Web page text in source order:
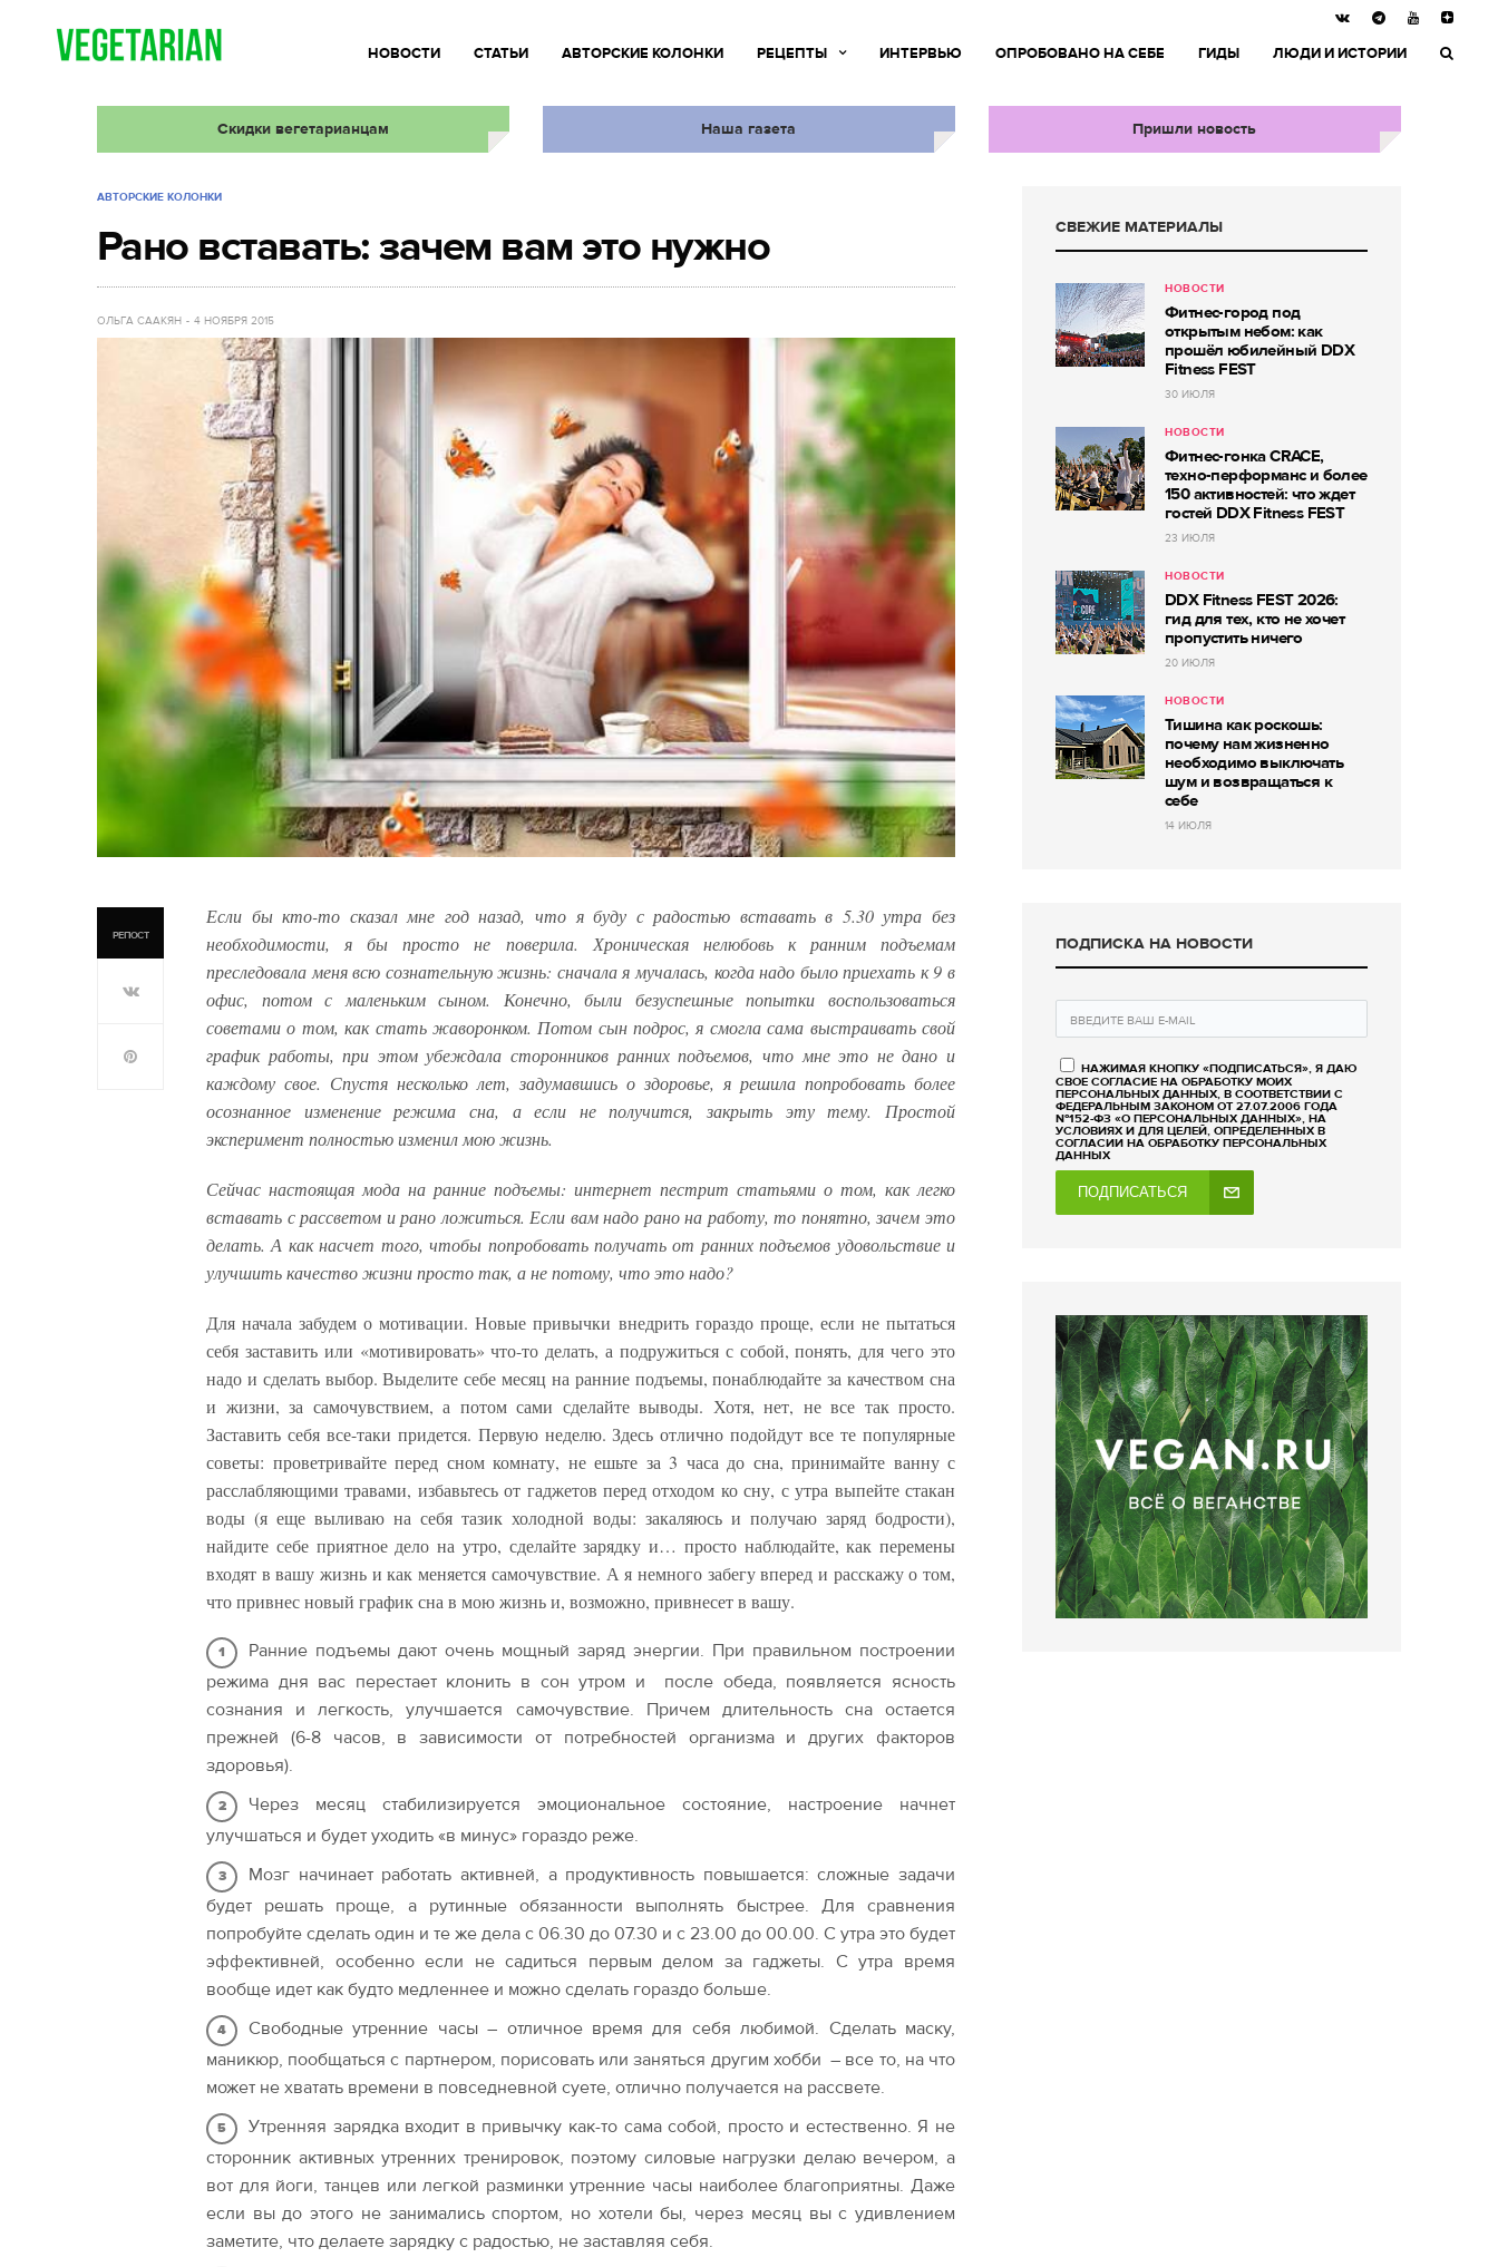
НОВОСТИ СТАТЬИ АВТОРСКИЕ КОЛОНКИ РЕЦЕПТЫ ИНТЕРВЬЮ ОПРОБОВАНО НА СЕБЕ ГИДЫ ЛЮДИ И ИСТОРИИ
Скидки вегетарианцам Наша газета Пришли новость
АВТОРСКИЕ КОЛОНКИ
Рано вставать: зачем вам это нужно
ОЛЬГА СААКЯН 4 НОЯБРЯ 2015
РЕПОСТ
Если бы кто-то сказал мне год назад, что я буду с радостью вставать в 5.30 утра без
необходимости, я бы просто не поверила. Хроническая нелюбовь к ранним подъемам
преследовала меня всю сознательную жизнь: сначала я мучалась, когда надо было приехать к 9 в
офис, потом с маленьким сыном. Конечно, были безуспешные попытки воспользоваться
советами о том, как стать жаворонком. Потом сын подрос, я смогла сама выстраивать свой
график работы, при этом убеждала сторонников ранних подъемов, что мне это не дано и
каждому свое. Спустя несколько лет, задумавшись о здоровье, я решила попробовать более
осознанное изменение режима сна, а если не получится, закрыть эту тему. Простой
эксперимент полностью изменил мою жизнь.
Сейчас настоящая мода на ранние подъемы: интернет пестрит статьями о том, как легко
вставать с рассветом и рано ложиться. Если вам надо рано на работу, то понятно, зачем это
делать. А как насчет того, чтобы попробовать получать от ранних подъемов удовольствие и
улучшить качество жизни просто так, а не потому, что это надо?
Для начала забудем о мотивации. Новые привычки внедрить гораздо проще, если не пытаться
себя заставить или «мотивировать» что-то делать, а подружиться с собой, понять, для чего это
надо и сделать выбор. Выделите себе месяц на ранние подъемы, понаблюдайте за качеством сна
и жизни, за самочувствием, а потом сами сделайте выводы. Хотя, нет, не все так просто.
Заставить себя все-таки придется. Первую неделю. Здесь отлично подойдут все те популярные
советы: проветривайте перед сном комнату, не ешьте за 3 часа до сна, принимайте ванну с
расслабляющими травами, избавьтесь от гаджетов перед отходом ко сну, с утра выпейте стакан
воды (я еще выливаю на себя тазик холодной воды: закаляюсь и получаю заряд бодрости),
найдите себе приятное дело на утро, сделайте зарядку и… просто наблюдайте, как перемены
входят в вашу жизнь и как меняется самочувствие. А я немного забегу вперед и расскажу о том,
что привнес новый график сна в мою жизнь и, возможно, привнесет в вашу.
Ранние подъемы дают очень мощный заряд энергии. При правильном построении
режима дня вас перестает клонить в сон утром и после обеда, появляется ясность
сознания и легкость, улучшается самочувствие. Причем длительность сна остается
прежней (6-8 часов, в зависимости от потребностей организма и других факторов
здоровья).
Через месяц стабилизируется эмоциональное состояние, настроение начнет
улучшаться и будет уходить «в минус» гораздо реже.
Мозг начинает работать активней, а продуктивность повышается: сложные задачи
будет решать проще, а рутинные обязанности выполнять быстрее. Для сравнения
попробуйте сделать один и те же дела с 06.30 до 07.30 и с 23.00 до 00.00. С утра это будет
эффективней, особенно если не садиться первым делом за гаджеты. С утра время
вообще идет как будто медленнее и можно сделать гораздо больше.
Свободные утренние часы – отличное время для себя любимой. Сделать маску,
маникюр, пообщаться с партнером, порисовать или заняться другим хобби – все то, на что
может не хватать времени в повседневной суете, отлично получается на рассвете.
Утренняя зарядка входит в привычку как-то сама собой, просто и естественно. Я не
сторонник активных утренних тренировок, поэтому силовые нагрузки делаю вечером, а
вот для йоги, танцев или легкой разминки утренние часы наиболее благоприятны. Даже
если вы до этого не занимались спортом, но хотели бы, через месяц вы с удивлением
заметите, что делаете зарядку с радостью, не заставляя себя.
СВЕЖИЕ МАТЕРИАЛЫ
НОВОСТИ
Фитнес-город под
открытым небом: как
прошёл юбилейный DDX
Fitness FEST
30 ИЮЛЯ
НОВОСТИ
Фитнес-гонка CRACE,
техно-перформанс и более
150 активностей: что ждет
гостей DDX Fitness FEST
23 ИЮЛЯ
НОВОСТИ
DDX Fitness FEST 2026:
гид для тех, кто не хочет
пропустить ничего
20 ИЮЛЯ
НОВОСТИ
Тишина как роскошь:
почему нам жизненно
необходимо выключать
шум и возвращаться к
себе
14 ИЮЛЯ
ПОДПИСКА НА НОВОСТИ
НАЖИМАЯ КНОПКУ «ПОДПИСАТЬСЯ», Я ДАЮ
СВОЕ СОГЛАСИЕ НА ОБРАБОТКУ МОИХ
ПЕРСОНАЛЬНЫХ ДАННЫХ, В СООТВЕТСТВИИ С
ФЕДЕРАЛЬНЫМ ЗАКОНОМ ОТ 27.07.2006 ГОДА
№152-ФЗ «О ПЕРСОНАЛЬНЫХ ДАННЫХ», НА
УСЛОВИЯХ И ДЛЯ ЦЕЛЕЙ, ОПРЕДЕЛЕННЫХ В
СОГЛАСИИ НА ОБРАБОТКУ ПЕРСОНАЛЬНЫХ
ДАННЫХ
ПОДПИСАТЬСЯ